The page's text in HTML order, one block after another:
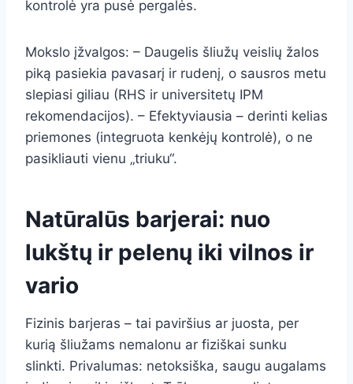
kontrolė yra pusė pergalės.
Mokslo įžvalgos: – Daugelis šliužų veislių žalos
piką pasiekia pavasarį ir rudenį, o sausros metu
slepiasi giliau (RHS ir universitetų IPM
rekomendacijos). – Efektyviausia – derinti kelias
priemones (integruota kenkėjų kontrolė), o ne
pasikliauti vienu „triuku“.
Natūralūs barjerai: nuo
lukštų ir pelenų iki vilnos ir
vario
Fizinis barjeras – tai paviršius ar juosta, per
kurią šliužams nemalonu ar fiziškai sunku
slinkti. Privalumas: netoksiška, saugu augalams